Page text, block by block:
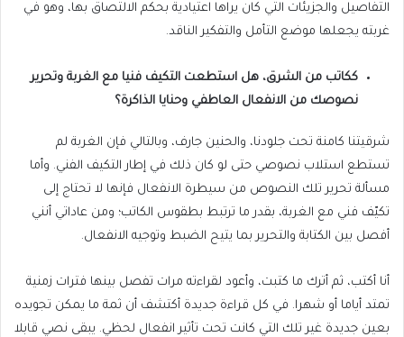
التفاصيل والجزيئات التي كان يراها اعتيادية بحكم الالتصاق بها، وهو في
غربته يجعلها موضع التأمل والتفكير الناقد.
ككاتب من الشرق، هل استطعت التكيف فنيا مع الغربة وتحرير
نصوصك من الانفعال العاطفي وحنايا الذاكرة؟
شرقيتنا كامنة تحت جلودنا، والحنين جارف، وبالتالي فإن الغربة لم
تستطع استلاب نصوصي حتى لو كان ذلك في إطار التكيف الفني. وأما
مسألة تحرير تلك النصوص من سيطرة الانفعال فإنها لا تحتاج إلى
تكيّف فني مع الغربة، بقدر ما ترتبط بطقوس الكاتب؛ ومن عاداتي أنني
أفصل بين الكتابة والتحرير بما يتيح الضبط وتوجيه الانفعال.
أنا أكتب، ثم أترك ما كتبت، وأعود لقراءته مرات تفصل بينها فترات زمنية
تمتد أياما أو شهرا. في كل قراءة جديدة أكتشف أن ثمة ما يمكن تجويده
بعين جديدة غير تلك التي كانت تحت تأثير انفعال لحظي. يبقى نصي قابلا